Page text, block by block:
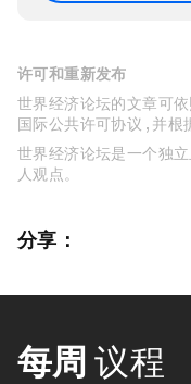
许可和重新发布
世界经济论坛的文章可
国际公共许可协议 , 并根
世界经济论坛是一个独
人观点。
分享：
每周 议程